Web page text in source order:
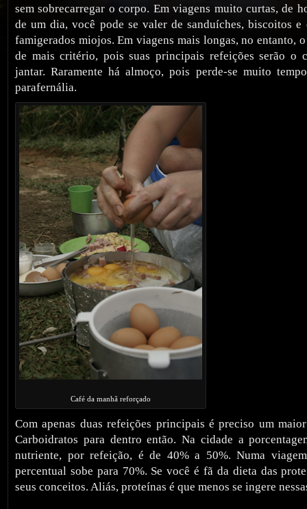
sem sobrecarregar o corpo. Em viagens muito curtas, de
de um dia, você pode se valer de sanduíches, biscoitos e
famigerados miojos. Em viagens mais longas, no entanto,
de mais critério, pois suas principais refeições serão o
jantar. Raramente há almoço, pois perde-se muito
parafernália.
Café da manhã reforçado
Com apenas duas refeições principais é preciso um
Carboidratos para dentro então. Na cidade a
nutriente, por refeição, é de 40% a 50%. Numa
percentual sobe para 70%. Se você é fã da dieta das
seus conceitos. Aliás, proteínas é que menos se ingere